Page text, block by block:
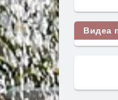
Видеа